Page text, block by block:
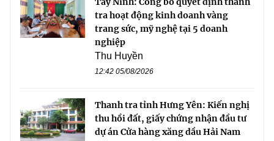
tra hoạt động kinh doanh vàng
trang sức, mỹ nghệ tại 5 doanh
nghiệp
Thu Huyền
12:42 05/08/2026
Thanh tra tỉnh Hưng Yên: Kiến nghị
thu hồi đất, giấy chứng nhận đầu tư
dự án Cửa hàng xăng dầu Hải Nam